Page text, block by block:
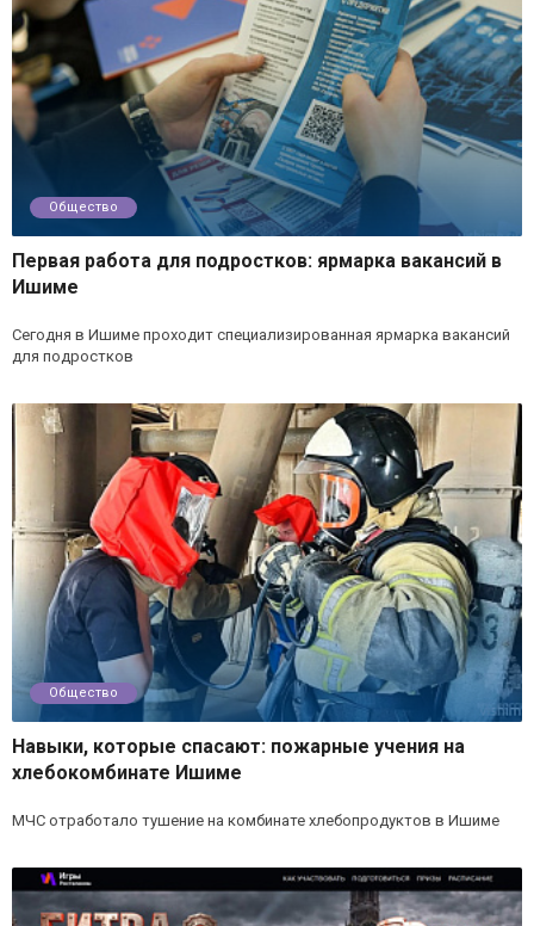
Общество
Первая работа для подростков: ярмарка вакансий в
Ишиме
Сегодня в Ишиме проходит специализированная ярмарка вакансий
для подростков
Общество
Навыки, которые спасают: пожарные учения на
хлебокомбинате Ишиме
МЧС отработало тушение на комбинате хлебопродуктов в Ишиме